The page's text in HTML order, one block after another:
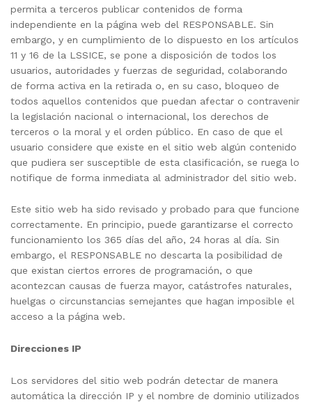
permita a terceros publicar contenidos de forma
independiente en la página web del RESPONSABLE. Sin
embargo, y en cumplimiento de lo dispuesto en los artículos
11 y 16 de la LSSICE, se pone a disposición de todos los
usuarios, autoridades y fuerzas de seguridad, colaborando
de forma activa en la retirada o, en su caso, bloqueo de
todos aquellos contenidos que puedan afectar o contravenir
la legislación nacional o internacional, los derechos de
terceros o la moral y el orden público. En caso de que el
usuario considere que existe en el sitio web algún contenido
que pudiera ser susceptible de esta clasificación, se ruega lo
notifique de forma inmediata al administrador del sitio web.
Este sitio web ha sido revisado y probado para que funcione
correctamente. En principio, puede garantizarse el correcto
funcionamiento los 365 días del año, 24 horas al día. Sin
embargo, el RESPONSABLE no descarta la posibilidad de
que existan ciertos errores de programación, o que
acontezcan causas de fuerza mayor, catástrofes naturales,
huelgas o circunstancias semejantes que hagan imposible el
acceso a la página web.
Direcciones IP
Los servidores del sitio web podrán detectar de manera
automática la dirección IP y el nombre de dominio utilizados